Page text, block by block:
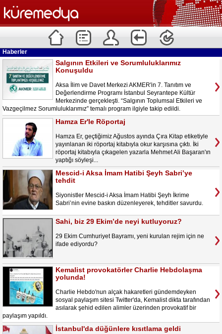
Haberler
Salgının Etkileri ve Sorumluluklarımız
Konuşuldu
Aksa İlim ve Davet Merkezi AKMER'in 7. Tanıtım ve
Değerlendirme Programı İstanbul Seyrantepe Kültür
Merkezinde gerçekleşti. “Salgının Toplumsal Etkileri ve
Vazgeçilmez Sorumluluklarımız” temalı program ilgiyle takip edildi.
Hamza Er'le Röportaj
Hamza Er, geçtiğimiz Ağustos ayında Çıra Kitap etiketiyle
yayınlanan iki röportaj kitabıyla okur karşısına çıktı. İki
röportaj kitabıyla çıkagelen yazarla Mehmet Ali Başaran'ın
yaptığı söyleşi...
Mescid-i Aksa İmam Hatibi Şeyh Sabri’ye
tehdit
Siyonistler Mescid-i Aksa İmam Hatibi Şeyh İkrime
Sabri’nin evine baskın düzenleyerek, tehditler savurdu.
Sahi, biz 29 Ekim’de neyi kutluyoruz?
29 Ekim Cumhuriyet Bayramı, yeni kurulan rejim için ne
ifade ediyordu?
Kemalist provokatörler Charlie Hebdolaşma
yolunda!
Charlie Hebdo'nun alçak hakaretleri gündemdeyken
sosyal paylaşım sitesi Twitter'da, Kemalist dikta tarafından
asılarak şehid edilen alimler üzerinden provokatif bir
paylaşım yapıldı.
İstanbul'da düğünlere kısıtlama geldi